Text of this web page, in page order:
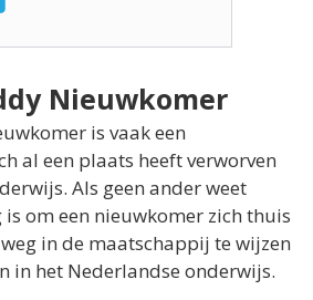
Nieuwkomer
is vaak een
al een plaats heeft verworven
Als geen ander weet
om een nieuwkomer zich thuis
in de maatschappij te wijzen
in het Nederlandse onderwijs.